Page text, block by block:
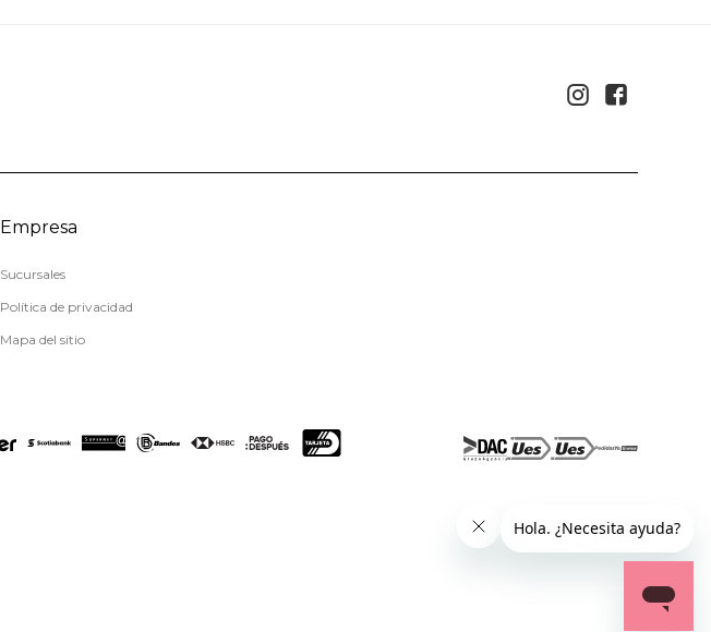
 
Empresa
Sucursales
Política de privacidad
Mapa del sitio